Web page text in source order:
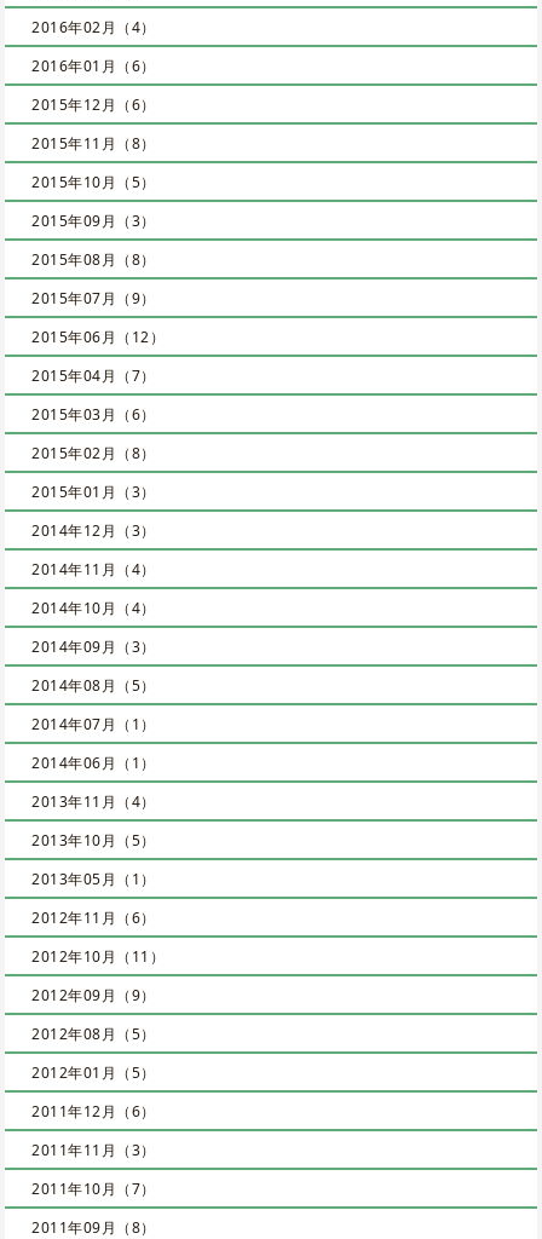
2016年02月（4）
2016年01月（6）
2015年12月（6）
2015年11月（8）
2015年10月（5）
2015年09月（3）
2015年08月（8）
2015年07月（9）
2015年06月（12）
2015年04月（7）
2015年03月（6）
2015年02月（8）
2015年01月（3）
2014年12月（3）
2014年11月（4）
2014年10月（4）
2014年09月（3）
2014年08月（5）
2014年07月（1）
2014年06月（1）
2013年11月（4）
2013年10月（5）
2013年05月（1）
2012年11月（6）
2012年10月（11）
2012年09月（9）
2012年08月（5）
2012年01月（5）
2011年12月（6）
2011年11月（3）
2011年10月（7）
2011年09月（8）